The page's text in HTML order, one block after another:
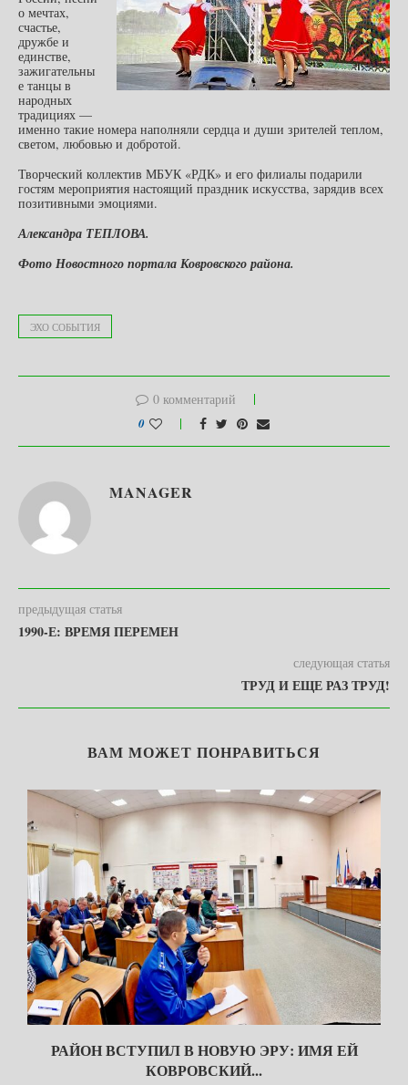
о мечтах,
счастье,
дружбе и
единстве,
зажигательны
е танцы в
народных
традициях —
именно такие номера наполняли сердца и души зрителей теплом,
светом, любовью и добротой.
Творческий коллектив МБУК «РДК» и его филиалы подарили
гостям мероприятия настоящий праздник искусства, зарядив всех
позитивными эмоциями.
Александра ТЕПЛОВА.
Фото Новостного портала Ковровского района.
ЭХО СОБЫТИЯ
0 комментарий
0
MANAGER
предыдущая статья
1990-Е: ВРЕМЯ ПЕРЕМЕН
следующая статья
ТРУД И ЕЩЕ РАЗ ТРУД!
ВАМ МОЖЕТ ПОНРАВИТЬСЯ
РАЙОН ВСТУПИЛ В НОВУЮ ЭРУ: ИМЯ ЕЙ
КОВРОВСКИЙ...